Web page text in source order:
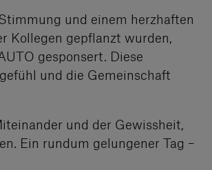
und einem herzhaften
Kollegen gepflanzt wurden,
gesponsert. Diese
und die Gemeinschaft
und der Gewissheit,
Ein rundum gelungener Tag –